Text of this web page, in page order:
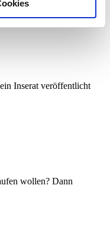
Partner für
weiter. Unsere
mit
Nutzung der Dienste
Inserat veröffentlicht
wollen? Dann